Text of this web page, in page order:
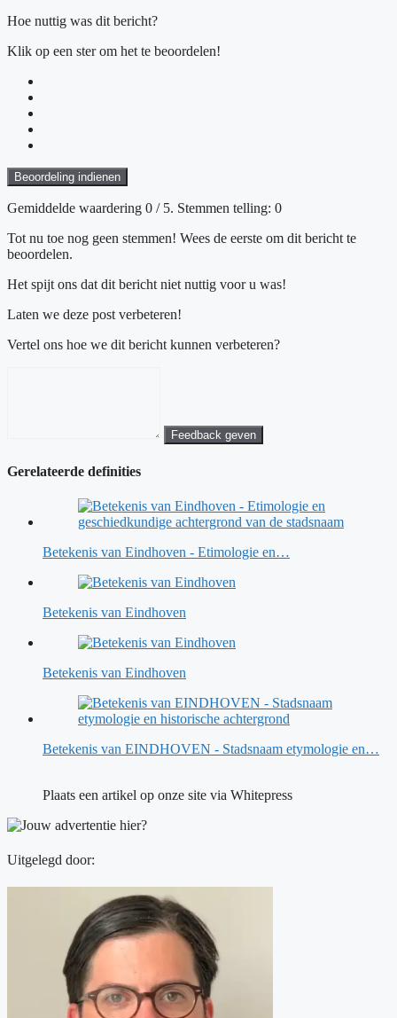
Hoe nuttig was dit bericht?
Klik op een ster om het te beoordelen!
Beoordeling indienen
Gemiddelde waardering 0 / 5. Stemmen telling: 0
Tot nu toe nog geen stemmen! Wees de eerste om dit bericht te
beoordelen.
Het spijt ons dat dit bericht niet nuttig voor u was!
Laten we deze post verbeteren!
Vertel ons hoe we dit bericht kunnen verbeteren?
Feedback geven
Gerelateerde definities
Betekenis van Eindhoven - Etimologie en…
Betekenis van Eindhoven
Betekenis van Eindhoven
Betekenis van EINDHOVEN - Stadsnaam etymologie en…
Plaats een artikel op onze site via Whitepress
Uitgelegd door: